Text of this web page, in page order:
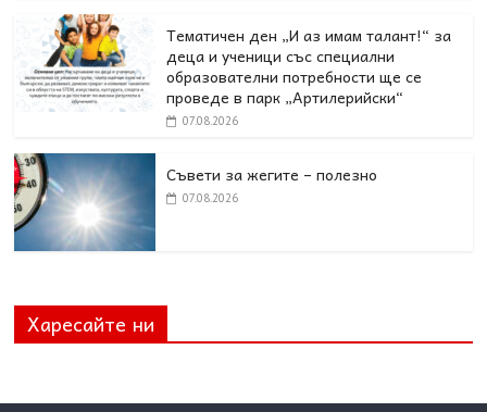
Тематичен ден „И аз имам талант!“ за
деца и ученици със специални
образователни потребности ще се
проведе в парк „Артилерийски“
07.08.2026
Съвети за жегите – полезно
07.08.2026
Харесайте ни